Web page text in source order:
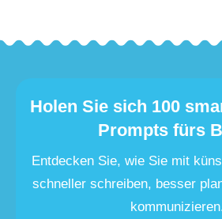
Holen Sie sich 100
Prompts fürs
Entdecken Sie, wie Sie mit
schneller schreiben, besser